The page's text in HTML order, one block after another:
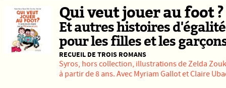
Qui veut jouer au foot ?
Et autres histoires d'égalité
pour les filles et les
RECUEIL DE TROIS ROMANS
Syros, hors collection, illustrations de Zelda
à partir de 8 ans. Avec Myriam Gallot et Claire